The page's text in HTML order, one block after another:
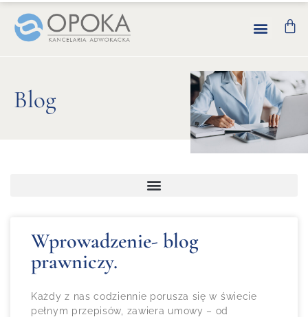
Blog
Wprowadzenie- blog
prawniczy.
Każdy z nas codziennie porusza się w świecie
pełnym przepisów, zawiera umowy – od